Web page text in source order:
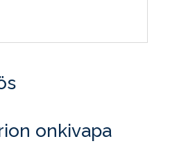
onkivapa